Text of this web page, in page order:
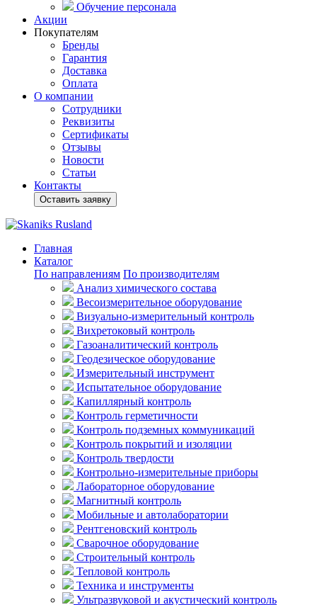
Обучение персонала
Акции
Покупателям
Бренды
Гарантия
Доставка
Оплата
О компании
Сотрудники
Реквизиты
Сертификаты
Отзывы
Новости
Статьи
Контакты
Оставить заявку
Главная
Каталог
По направлениям По производителям
Анализ химического состава
Весоизмерительное оборудование
Визуально-измерительный контроль
Вихретоковый контроль
Газоаналитический контроль
Геодезическое оборудование
Измерительный инструмент
Испытательное оборудование
Капиллярный контроль
Контроль герметичности
Контроль подземных коммуникаций
Контроль покрытий и изоляции
Контроль твердости
Контрольно-измерительные приборы
Лабораторное оборудование
Магнитный контроль
Мобильные и автолаборатории
Рентгеновский контроль
Сварочное оборудование
Строительный контроль
Тепловой контроль
Техника и инструменты
Ультразвуковой и акустический контроль